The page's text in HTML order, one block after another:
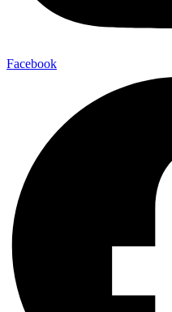
Facebook